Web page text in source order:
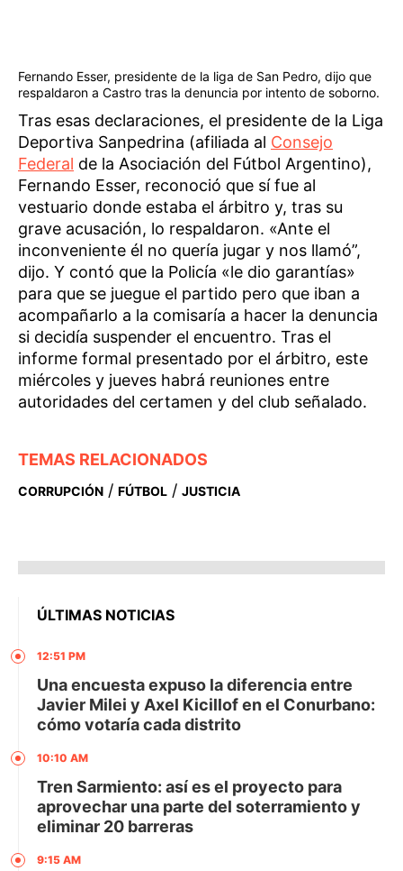
Fernando Esser, presidente de la liga de San Pedro, dijo que
respaldaron a Castro tras la denuncia por intento de soborno.
Tras esas declaraciones, el presidente de la Liga
Deportiva Sanpedrina (afiliada al Consejo
Federal de la Asociación del Fútbol Argentino),
Fernando Esser, reconoció que sí fue al
vestuario donde estaba el árbitro y, tras su
grave acusación, lo respaldaron. «Ante el
inconveniente él no quería jugar y nos llamó”,
dijo. Y contó que la Policía «le dio garantías»
para que se juegue el partido pero que iban a
acompañarlo a la comisaría a hacer la denuncia
si decidía suspender el encuentro. Tras el
informe formal presentado por el árbitro, este
miércoles y jueves habrá reuniones entre
autoridades del certamen y del club señalado.
TEMAS RELACIONADOS
CORRUPCIÓN / FÚTBOL / JUSTICIA
ÚLTIMAS NOTICIAS
12:51 PM
Una encuesta expuso la diferencia entre
Javier Milei y Axel Kicillof en el Conurbano:
cómo votaría cada distrito
10:10 AM
Tren Sarmiento: así es el proyecto para
aprovechar una parte del soterramiento y
eliminar 20 barreras
9:15 AM